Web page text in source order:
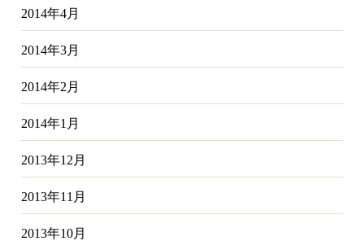
2014年4月
2014年3月
2014年2月
2014年1月
2013年12月
2013年11月
2013年10月